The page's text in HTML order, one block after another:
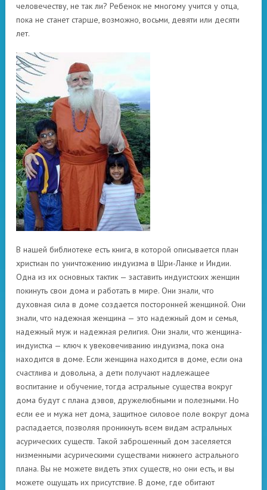
человечеству, не так ли? Ребенок не многому учится у отца,
пока не станет старше, возможно, восьми, девяти или десяти
лет.
В нашей библиотеке есть книга, в которой описывается план
христиан по уничтожению индуизма в Шри-Ланке и Индии.
Одна из их основных тактик — заставить индуистских женщин
покинуть свои дома и работать в мире. Они знали, что
духовная сила в доме создается посторонней женщиной. Они
знали, что надежная женщина — это надежный дом и семья,
надежный муж и надежная религия. Они знали, что женщина-
индуистка — ключ к увековечиванию индуизма, пока она
находится в доме. Если женщина находится в доме, если она
счастлива и довольна, а дети получают надлежащее
воспитание и обучение, тогда астральные существа вокруг
дома будут с плана дэвов, дружелюбными и полезными. Но
если ее и мужа нет дома, защитное силовое поле вокруг дома
распадается, позволяя проникнуть всем видам астральных
асурических существ. Такой заброшенный дом заселяется
низменными асурическими существами нижнего астрального
плана. Вы не можете видеть этих существ, но они есть, и вы
можете ощущать их присутствие. В доме, где обитают